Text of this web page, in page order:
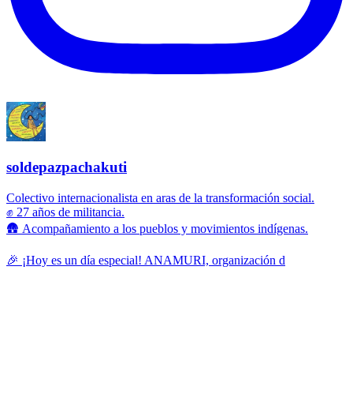
soldepazpachakuti
Colectivo internacionalista en aras de la transformación social.
✊ 27 años de militancia.
🛖 Acompañamiento a los pueblos y movimientos indígenas.
🎉 ¡Hoy es un día especial! ANAMURI, organización d